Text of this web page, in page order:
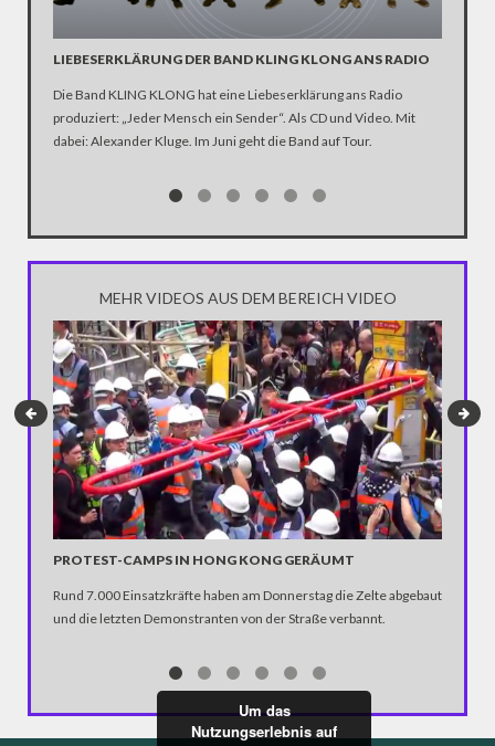
LIEBESERKLÄRUNG DER BAND KLING KLONG ANS RADIO
Die Band KLING KLONG hat eine Liebeserklärung ans Radio
produziert: „Jeder Mensch ein Sender“. Als CD und Video. Mit
dabei: Alexander Kluge. Im Juni geht die Band auf Tour.
MEHR VIDEOS AUS DEM BEREICH VIDEO
PROTEST-CAMPS IN HONG KONG GERÄUMT
Rund 7.000 Einsatzkräfte haben am Donnerstag die Zelte abgebaut
und die letzten Demonstranten von der Straße verbannt.
Um das
Nutzungserlebnis auf